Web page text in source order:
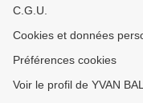
C.G.U.
Cookies et données
Préférences cookies
Voir le profil de YVAN